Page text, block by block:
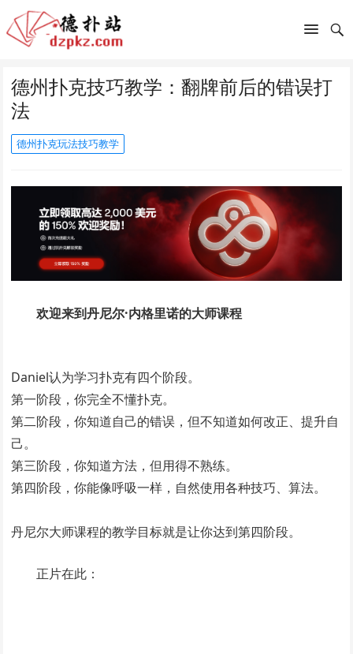
德州扑克技巧教学：翻牌前后的错误打
法
德州扑克玩法技巧教学
欢迎来到丹尼尔·内格里诺的大师课程
Daniel认为学习扑克有四个阶段。
第一阶段，你完全不懂扑克。
第二阶段，你知道自己的错误，但不知道如何改正、提升自
己。
第三阶段，你知道方法，但用得不熟练。
第四阶段，你能像呼吸一样，自然使用各种技巧、算法。
丹尼尔大师课程的教学目标就是让你达到第四阶段。
正片在此：